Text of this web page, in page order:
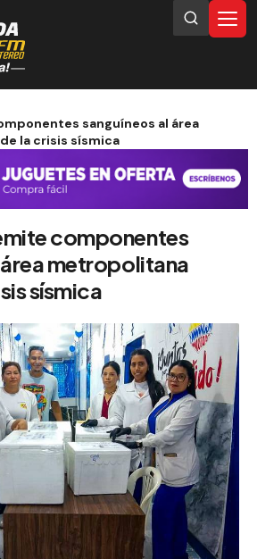
sanguíneos al área
la crisis sísmica
componentes
metropolitana
sísmica